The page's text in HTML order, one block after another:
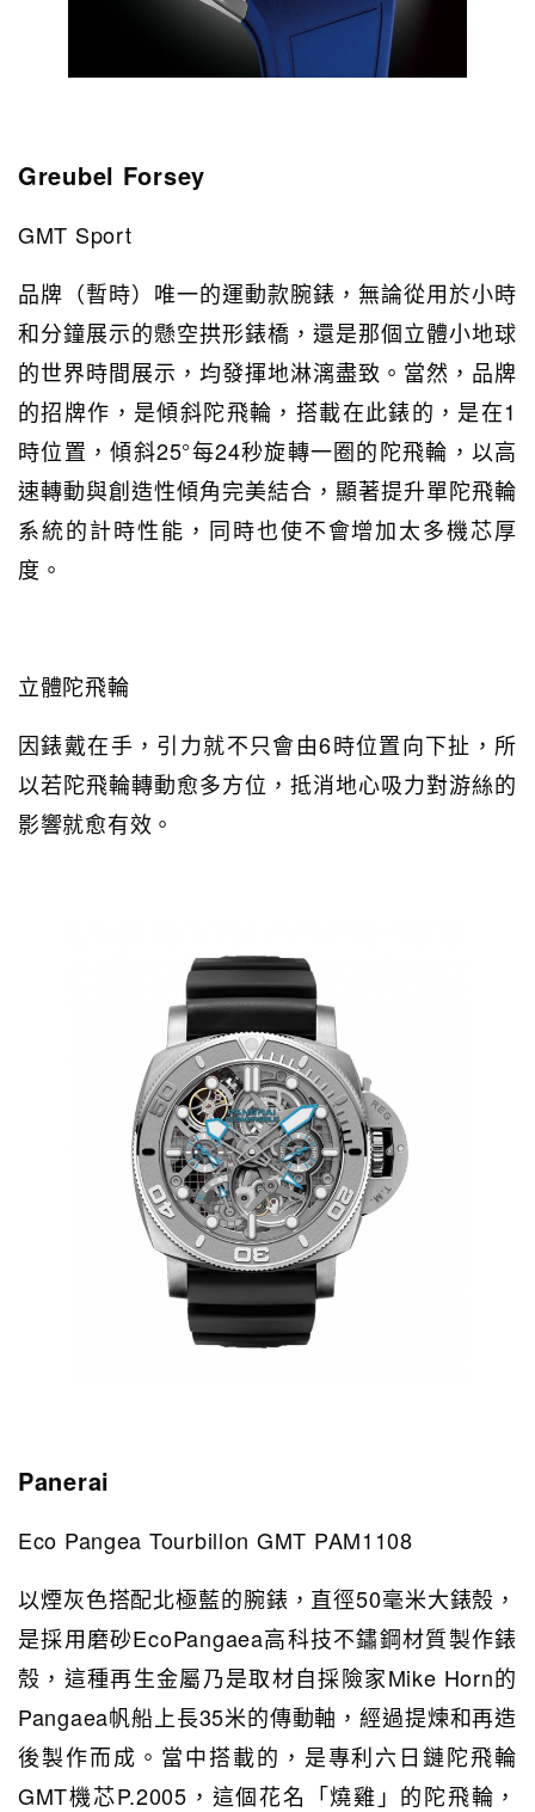
Greubel Forsey
GMT Sport
品牌（暫時）唯一的運動款腕錶，無論從用於小時
和分鐘展示的懸空拱形錶橋，還是那個立體小地球
的世界時間展示，均發揮地淋漓盡致。當然，品牌
的招牌作，是傾斜陀飛輪，搭載在此錶的，是在1
時位置，傾斜25°每24秒旋轉一圈的陀飛輪，以高
速轉動與創造性傾角完美結合，顯著提升單陀飛輪
系統的計時性能，同時也使不會增加太多機芯厚
度。
立體陀飛輪
因錶戴在手，引力就不只會由6時位置向下扯，所
以若陀飛輪轉動愈多方位，抵消地心吸力對游絲的
影響就愈有效。
Panerai
Eco Pangea Tourbillon GMT PAM1108
以煙灰色搭配北極藍的腕錶，直徑50毫米大錶殼，
是採用磨砂EcoPangaea高科技不鏽鋼材質製作錶
殼，這種再生金屬乃是取材自採險家Mike Horn的
Pangaea帆船上長35米的傳動軸，經過提煉和再造
後製作而成。當中搭載的，是專利六日鏈陀飛輪
GMT機芯P.2005，這個花名「燒雞」的陀飛輪，